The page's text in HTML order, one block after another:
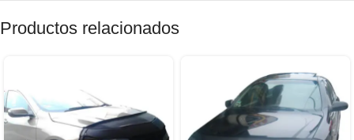
Productos relacionados